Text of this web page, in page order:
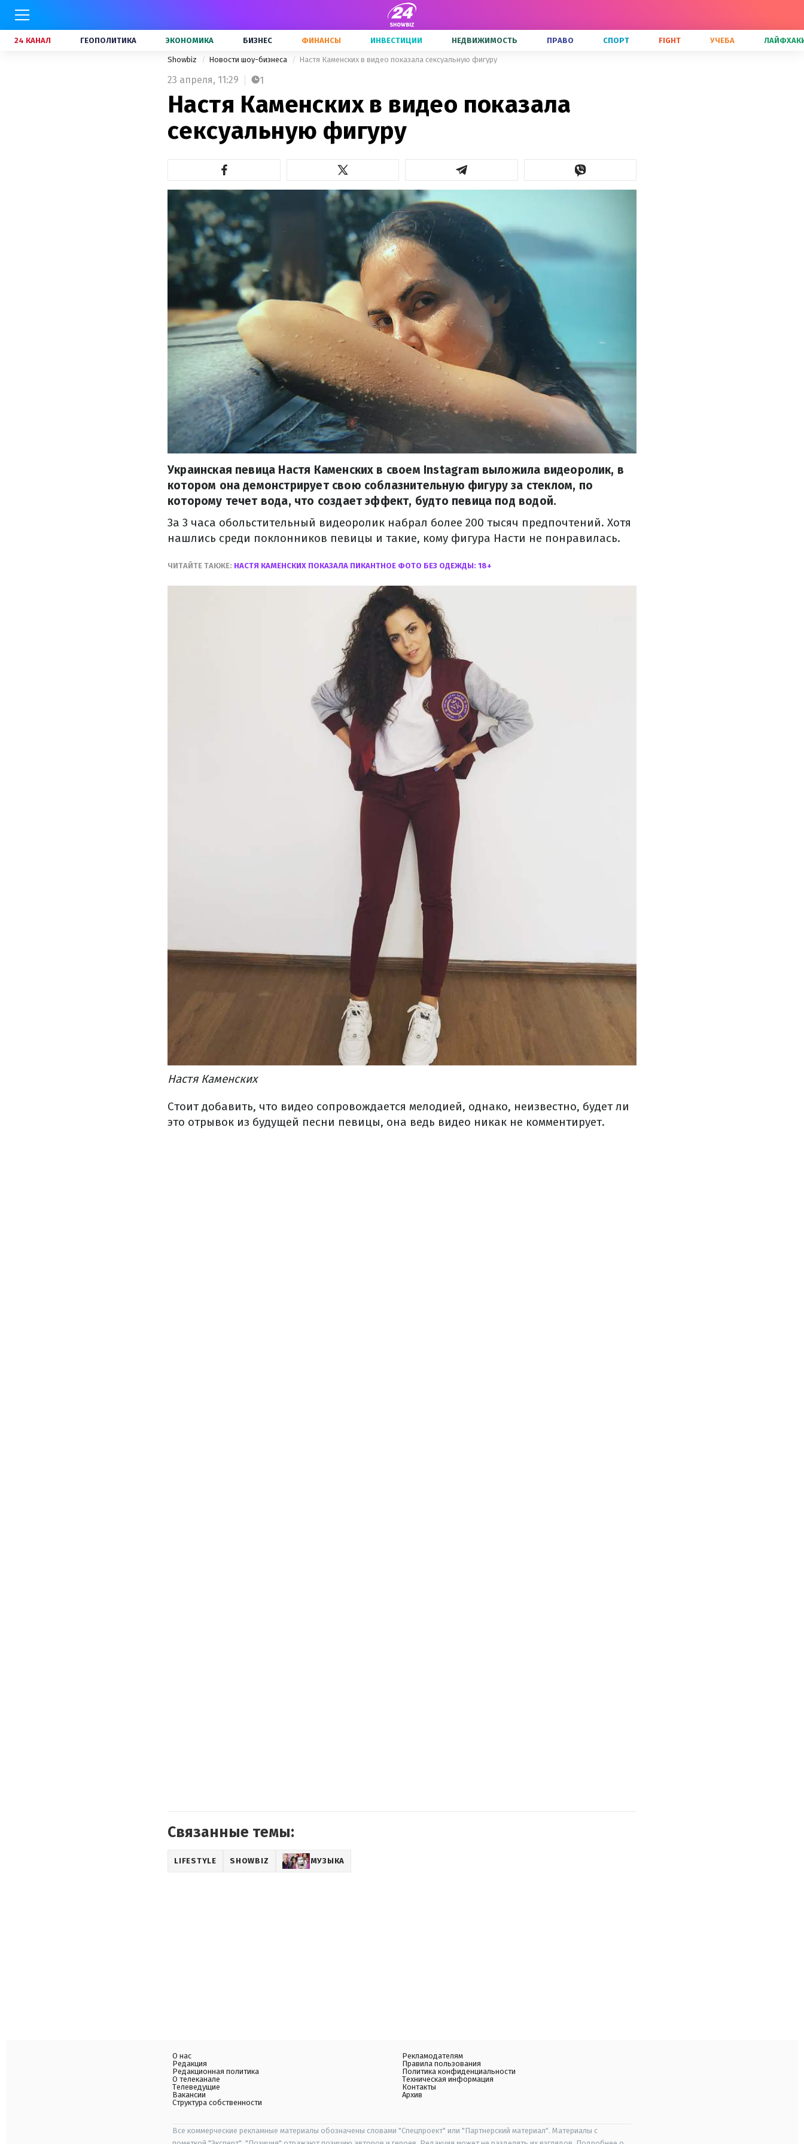
24 КАНАЛ ГЕОПОЛИТИКА ЭКОНОМИКА БИЗНЕС ФИНАНСЫ ИНВЕСТИЦИИ НЕДВИЖИМОСТЬ ПРАВО СПОРТ FIGHT УЧЕБА
Showbiz Новости шоу-бизнеса Настя Каменских в видео показала сексуальную фигуру
23 апреля, 11:29 1
Настя Каменских в видео показала
сексуальную фигуру
Украинская певица Настя Каменских в своем Instagram выложила видеоролик, в
котором она демонстрирует свою соблазнительную фигуру за стеклом, по
которому течет вода, что создает эффект, будто певица под водой.
3а 3 часа обольстительный видеоролик набрал более 200 тысяч предпочтений. Хотя
нашлись среди поклонников певицы и такие, кому фигура Насти не понравилась.
ЧИТАЙТЕ ТАКЖЕ: НАСТЯ КАМЕНСКИХ ПОКАЗАЛА ПИКАНТНОЕ ФОТО БЕЗ ОДЕЖДЫ: 18+
Настя Каменских
Стоит добавить, что видео сопровождается мелодией, однако, неизвестно, будет ли
это отрывок из будущей песни певицы, она ведь видео никак не комментирует.
Связанные темы:
LIFESTYLE SHOWBIZ МУЗЫКА
О нас
Редакция
Редакционная политика
О телеканале
Телеведущие
Вакансии
Структура собственности
Рекламодателям
Правила пользования
Политика конфиденциальности
Техническая информация
Контакты
Архив
Все коммерческие рекламные материалы обозначены словами "Спецпроект" или "Партнерский материал". Материалы с